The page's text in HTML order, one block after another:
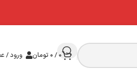
0
/ ۰ تومان ورود /